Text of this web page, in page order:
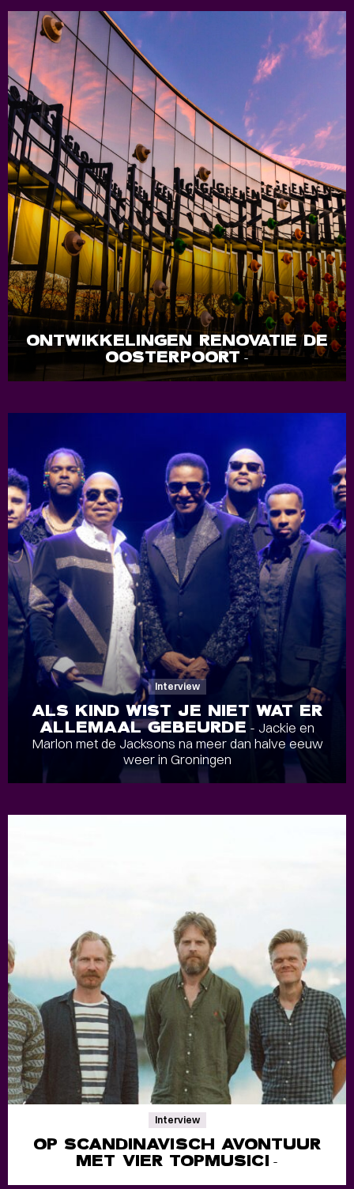
ONTWIKKELINGEN RENOVATIE DE
OOSTERPOORT-
Interview
ALS KIND WIST JE NIET WAT ER
ALLEMAAL GEBEURDE - Jackie en
Marlon met de Jacksons na meer dan halve eeuw
weer in Groningen
Interview
OP SCANDINAVISCH AVONTUUR
MET VIER TOPMUSICI -